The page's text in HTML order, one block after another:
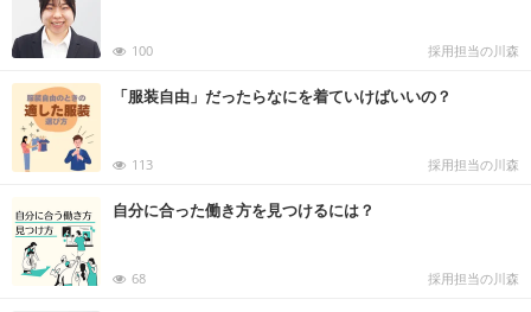
100 採用担当の川森
「服装自由」だったらなにを着ていけばいいの？
113 採用担当の川森
自分に合った働き方を見つけるには？
68 採用担当の川森